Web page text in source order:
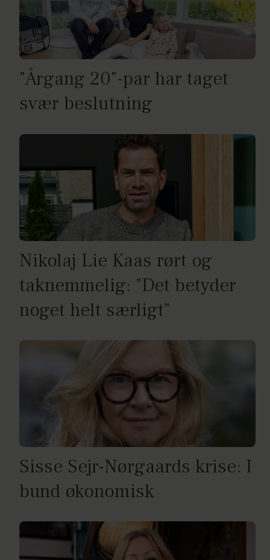
"Årgang 20"-par har taget
svær beslutning
Nikolaj Lie Kaas rørt og
taknemmelig: "Det betyder
noget helt særligt"
Sisse Sejr-Nørgaards krise: I
bund økonomisk